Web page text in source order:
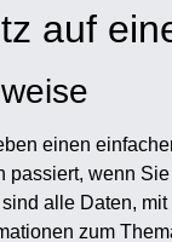
auf
einen
passiert, wenn
alle Daten,
zum